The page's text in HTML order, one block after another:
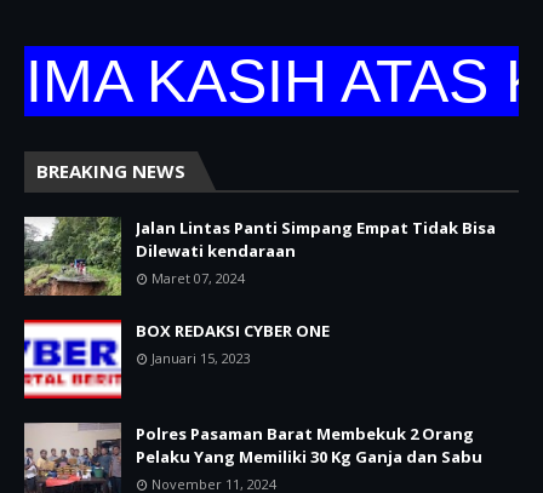
ATAS
BREAKING NEWS
Jalan Lintas Panti Simpang Empat Tidak Bisa
Dilewati kendaraan
Maret 07, 2024
BOX REDAKSI CYBER ONE
Januari 15, 2023
Polres Pasaman Barat Membekuk 2 Orang
Pelaku Yang Memiliki 30 Kg Ganja dan Sabu
November 11, 2024